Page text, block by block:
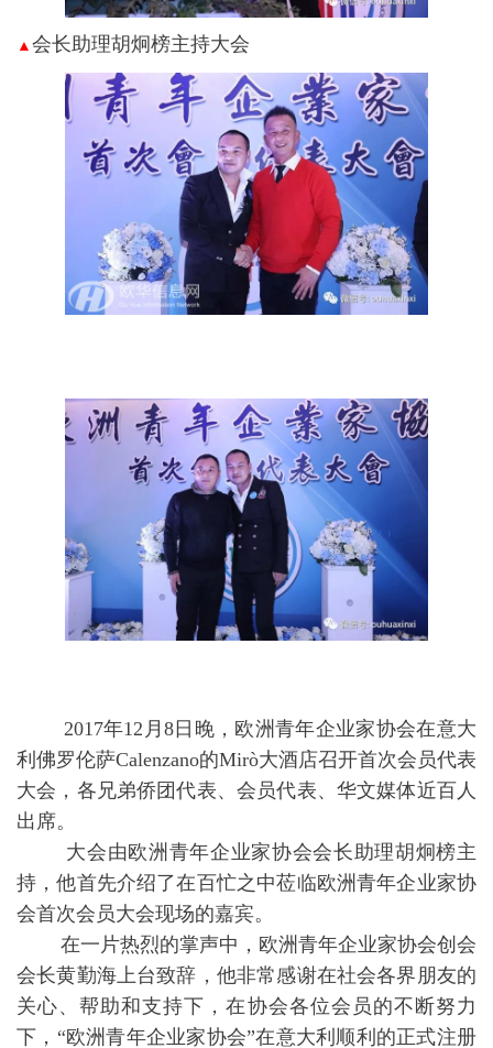
▲ 会长助理胡炯榜主持大会
2017年12月8日晚，欧洲青年企业家协会在意大
利佛罗伦萨Calenzano的Mirò大酒店召开首次会员代表
大会，各兄弟侨团代表、会员代表、华文媒体近百人
出席。
大会由欧洲青年企业家协会会长助理胡炯榜主
持，他首先介绍了在百忙之中莅临欧洲青年企业家协
会首次会员大会现场的嘉宾。
在一片热烈的掌声中，欧洲青年企业家协会创会
会长黄勤海上台致辞，他非常感谢在社会各界朋友的
关心、帮助和支持下，在协会各位会员的不断努力
下，“欧洲青年企业家协会”在意大利顺利的正式注册